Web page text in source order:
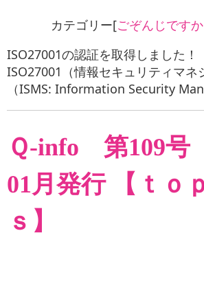
カテゴリー[ごぞんじですか
ISO27001の認証を取得しました
ISO27001（情報セキュリティマネ
（ISMS: Information Security
Ｑ-info 第109号
01月発行 【ｔｏ
ｓ】